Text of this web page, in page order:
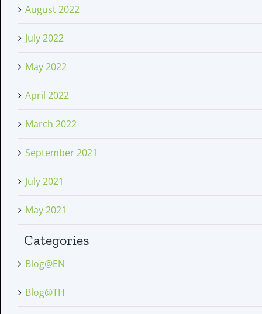
August 2022
July 2022
May 2022
April 2022
March 2022
September 2021
July 2021
May 2021
Categories
Blog@EN
Blog@TH